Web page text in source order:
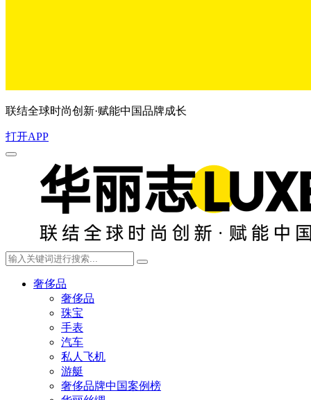
联结全球时尚创新·赋能中国品牌成长
打开APP
奢侈品
奢侈品
珠宝
手表
汽车
私人飞机
游艇
奢侈品牌中国案例榜